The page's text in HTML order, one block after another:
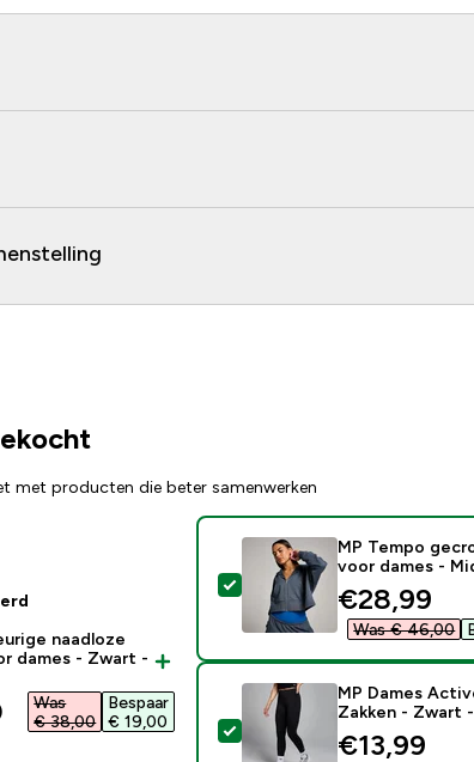
met producten die beter samenwerken
naadloze
dames - Zwart -
price
Was
€ 38,00‎
Bespaar
€ 19,00‎
Selecteer dit product -
MP Tempo
voor dames -
€28,99‎
Was € 46,00‎
Selecteer dit product -
MP Dames
Zakken - Zwart -
€13,99‎